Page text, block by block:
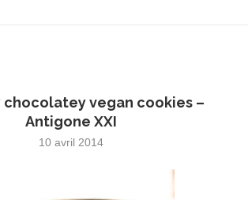
chocolatey vegan cookies –
Antigone XXI
10 avril 2014